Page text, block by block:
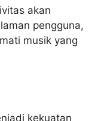
akan
pengguna,
musik yang
kekuatan